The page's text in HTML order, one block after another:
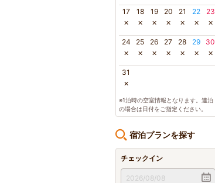
17
×
18
×
19
×
20
×
21
×
22
×
23
×
24
×
25
×
26
×
27
×
28
×
29
×
30
×
31
×
※1泊時の空室情報となります。連泊
の場合は日付をご指定ください。
宿泊プランを探す
チェックイン